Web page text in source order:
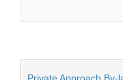
Private Approach By-